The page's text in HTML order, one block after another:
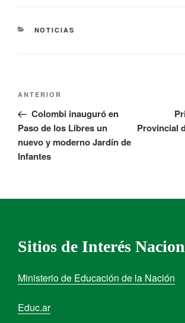
NOTICIAS
ANTERIOR
Colombi inauguró en
Paso de los Libres un
nuevo y moderno Jardín de
Infantes
Provincial
Sitios de Interés
Ministerio de Educación de la Nación
Educ.ar